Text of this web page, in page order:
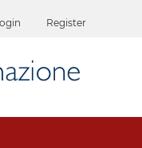
Register